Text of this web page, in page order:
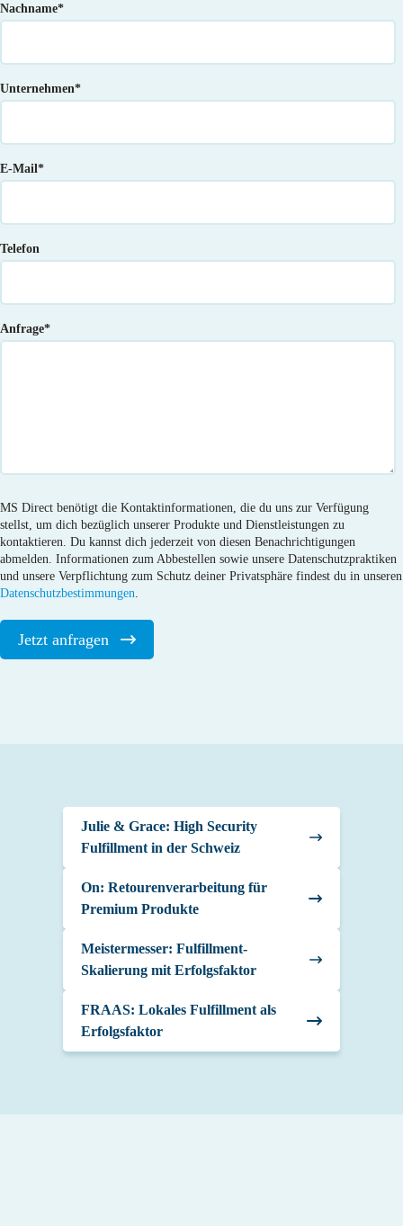
Nachname*
Unternehmen*
E-Mail*
Telefon
Anfrage*
MS Direct benötigt die Kontaktinformationen, die du uns zur Verfügung
stellst, um dich bezüglich unserer Produkte und Dienstleistungen zu
kontaktieren. Du kannst dich jederzeit von diesen Benachrichtigungen
abmelden. Informationen zum Abbestellen sowie unsere Datenschutzpraktiken
und unsere Verpflichtung zum Schutz deiner Privatsphäre findest du in unseren
Datenschutzbestimmungen.
Julie & Grace: High Security
Fulfillment in der Schweiz
On: Retourenverarbeitung für
Premium Produkte
Meistermesser: Fulfillment-
Skalierung mit Erfolgsfaktor
FRAAS: Lokales Fulfillment als
Erfolgsfaktor